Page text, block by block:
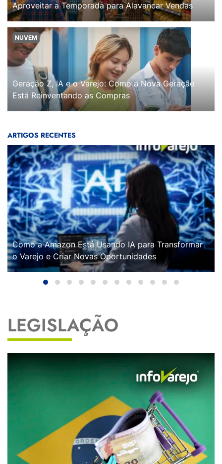
Aproveitar a Temporada para Alavancar Vendas
NUVEM
Geração Z, IA e o Varejo: Como a Nova Geração
Está Reinventando as Compras
ARTIGOS RECENTES
Como a Amazon Está Usando IA para Transformar
o Varejo e Criar Novas Oportunidades
LEGISLAÇÃO